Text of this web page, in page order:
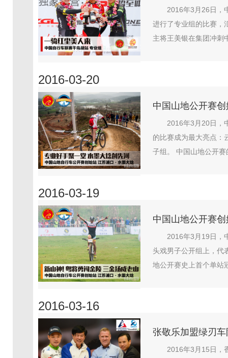
2016年3月26日，
进行了专业组的比赛，
主将王美银在集团冲刺
2016-03-20
中国山地公开赛
2016年3月20日，
的比赛成为最大亮点：
子组。 中国山地公开
2016-03-19
中国山地公开赛
2016年3月19日，
头戏男子公开组上，代
地公开赛史上首个单站
2016-03-16
张敬乐加盟绿刃
2016年3月15日，